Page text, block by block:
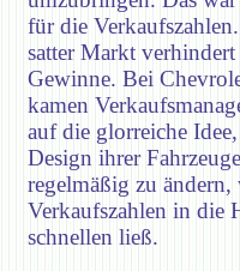
für die
satter Markt verhindert
Gewinne. Bei
kamen
auf die glorreiche Idee,
Design ihrer Fahrzeuge
regelmäßig zu ändern,
Verkaufszahlen in die
schnellen ließ.